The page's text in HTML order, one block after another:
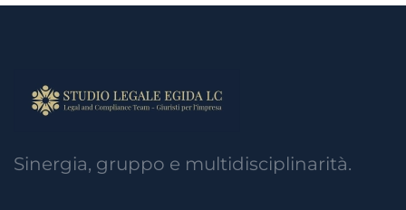
Sinergia, gruppo e multidisciplinarità.